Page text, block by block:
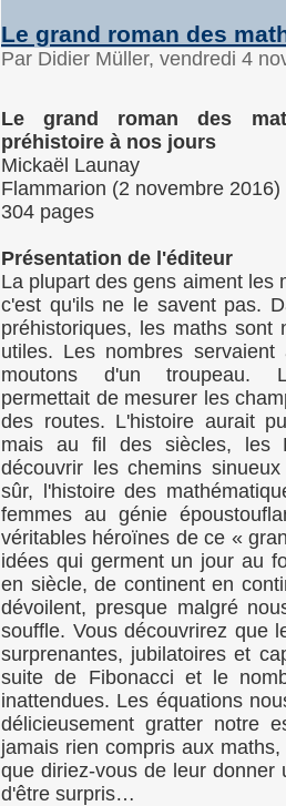
Le grand roman des
Par Didier Müller, vendredi 4
Le grand roman des
préhistoire à nos jours
Mickaël Launay
Flammarion (2 novembre 2016)
304 pages
Présentation de l'éditeur
La plupart des gens aiment les
c'est qu'ils ne le savent pas.
préhistoriques, les maths sont
utiles. Les nombres
moutons d'un troupeau.
permettait de mesurer les
des routes. L'histoire aurait
mais au fil des siècles, les
découvrir les chemins
sûr, l'histoire des
femmes au génie
véritables héroïnes de ce «
idées qui germent un jour au
en siècle, de continent en
dévoilent, presque malgré
souffle. Vous découvrirez que
surprenantes, jubilatoires et
suite de Fibonacci et le
inattendues. Les équations
délicieusement gratter notre
jamais rien compris aux
que diriez-vous de leur donner
d'être surpris…